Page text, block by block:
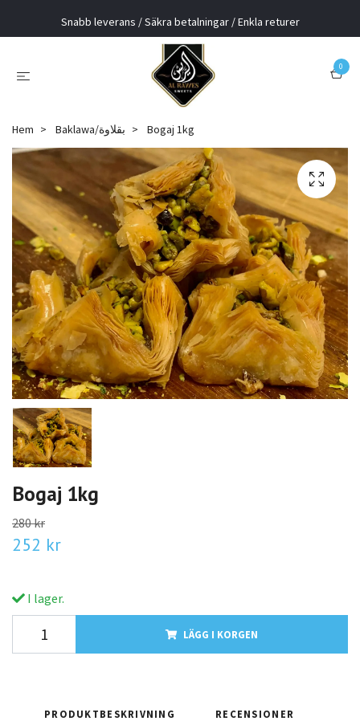
Snabb leverans / Säkra betalningar / Enkla returer
0
Hem Baklawa/بقلاوة Bogaj 1kg
Bogaj 1kg
280 kr
252 kr
I lager.
LÄGG I KORGEN
PRODUKTBESKRIVNING RECENSIONER